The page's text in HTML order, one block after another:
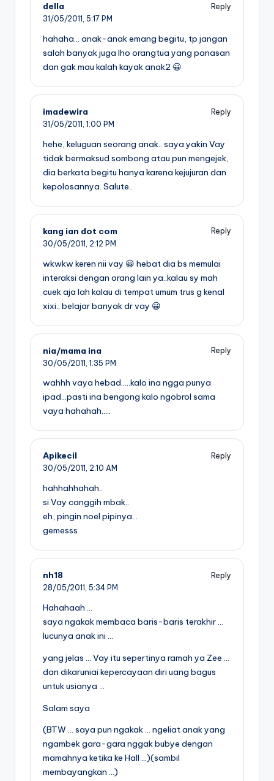
della
Reply
31/05/2011, 5:17 PM
hahaha… anak-anak emang begitu, tp jangan
salah banyak juga lho orangtua yang panasan
dan gak mau kalah kayak anak2 😀
imadewira
Reply
31/05/2011, 1:00 PM
hehe, keluguan seorang anak.. saya yakin Vay
tidak bermaksud sombong atau pun mengejek,
dia berkata begitu hanya karena kejujuran dan
kepolosannya. Salute..
kang ian dot com
Reply
30/05/2011, 2:12 PM
wkwkw keren nii vay 😀 hebat dia bs memulai
interaksi dengan orang lain ya..kalau sy mah
cuek aja lah kalau di tempat umum trus g kenal
xixi.. belajar banyak dr vay 😀
nia/mama ina
Reply
30/05/2011, 1:35 PM
wahhh vaya hebad…..kalo ina ngga punya
ipad…pasti ina bengong kalo ngobrol sama
vaya hahahah…..
Apikecil
Reply
30/05/2011, 2:10 AM
hahhahhahah..
si Vay canggih mbak..
eh, pingin noel pipinya…
gemesss
nh18
Reply
28/05/2011, 5:34 PM
Hahahaah …
saya ngakak membaca baris-baris terakhir …
lucunya anak ini …
yang jelas … Vay itu sepertinya ramah ya Zee …
dan dikaruniai kepercayaan diri uang bagus
untuk usianya …
Salam saya
(BTW … saya pun ngakak … ngeliat anak yang
ngambek gara-gara nggak bubye dengan
mamahnya ketika ke Hall …)(sambil
membayangkan …)